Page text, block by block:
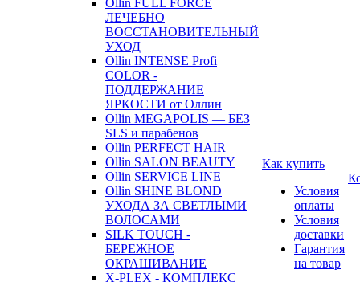
Ollin FULL FORCE
ЛЕЧЕБНО
ВОССТАНОВИТЕЛЬНЫЙ
УХОД
Ollin INTENSE Profi
COLOR -
ПОДДЕРЖАНИЕ
ЯРКОСТИ от Оллин
Ollin MEGAPOLIS — БЕЗ
SLS и парабенов
Ollin PERFECT HAIR
Ollin SALON BEAUTY
Ollin SERVICE LINE
Ollin SHINE BLOND
УХОДА ЗА СВЕТЛЫМИ
ВОЛОСАМИ
SILK TOUCH -
БЕРЕЖНОЕ
ОКРАШИВАНИЕ
X-PLEX - КОМПЛЕКС
Как купить
Условия
оплаты
Условия
доставки
Гарантия
на товар